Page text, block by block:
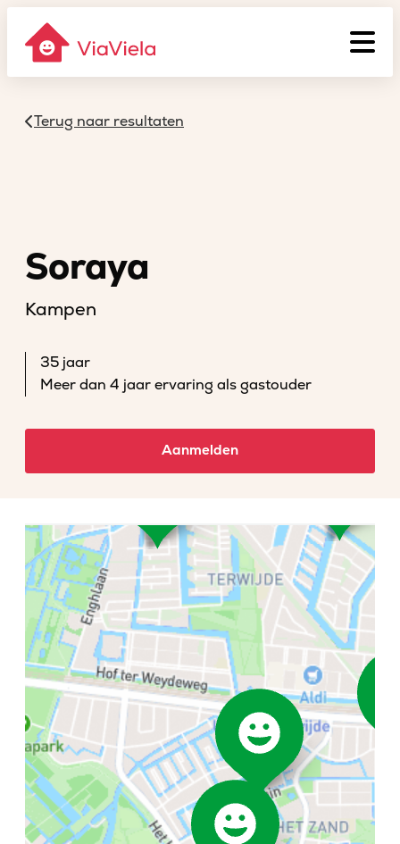
Terug naar resultaten
Soraya
Kampen
35 jaar
Meer dan 4 jaar ervaring als gastouder
Aanmelden